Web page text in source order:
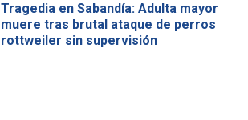
Tragedia en Sabandía: Adulta mayor
muere tras brutal ataque de perros
rottweiler sin supervisión